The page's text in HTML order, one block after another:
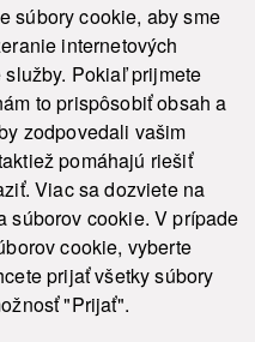
súbory cookie, aby sme
internetových
Pokiaľ prijmete
to prispôsobiť obsah a
zodpovedali vašim
pomáhajú riešiť
Viac sa dozviete na
súborov cookie. V prípade
cookie, vyberte
prijať všetky súbory
"Prijať".
Ochrana osobných údajov
|
Admin
Privacy Policy and Terms of